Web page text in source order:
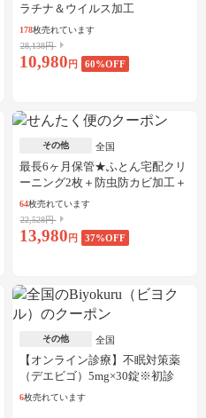
ラチナ＆ウイルス加工
178枚売れています
28,138円
10,980 円 60%OFF
その他 全国
最長6ヶ月保管★ふとん宅配クリ
ーニング2枚＋防虫防カビ加工＋
しみ抜き
64枚売れています
22,528円
13,980 円 37%OFF
その他 全国
【オンライン診療】不眠対策薬
（デエビゴ）5mg×30錠※初診
料・送料込
6枚売れています